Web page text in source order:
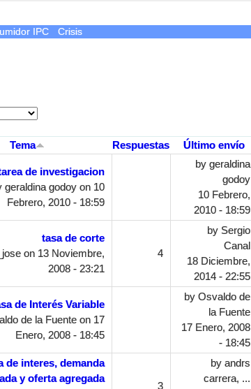
IPC Crisis
Tema Respuestas Último envío
de investigacion
geraldina godoyon 10
Febrero, 2010 - 18:59
by geraldina
godoy
10 Febrero,
2010 - 18:59
tasa de corte
on 13 Noviembre,
2008 - 23:21
4
by Sergio
Canal
18 Diciembre,
2014 - 22:55
de Interés Variable
de la Fuenteon 17
Enero, 2008 - 18:45
by Osvaldo de
la Fuente
17 Enero, 2008
- 18:45
de interes, demanda
y oferta agregada
3
by andrs
carrera, ...